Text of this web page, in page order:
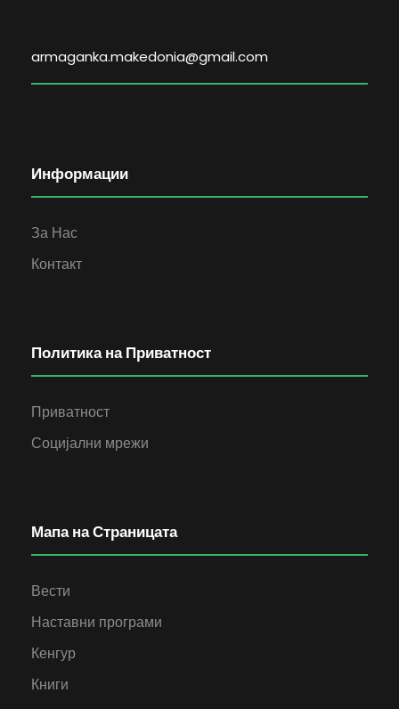
armaganka.makedonia@gmail.com
Информации
За Нас
Контакт
Политика на Приватност
Приватност
Социјални мрежи
Мапа на Страницата
Вести
Наставни програми
Кенгур
Книги